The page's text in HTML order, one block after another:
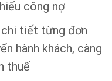
công nợ
chi tiết từng đơn
hành khách, càng
thuế